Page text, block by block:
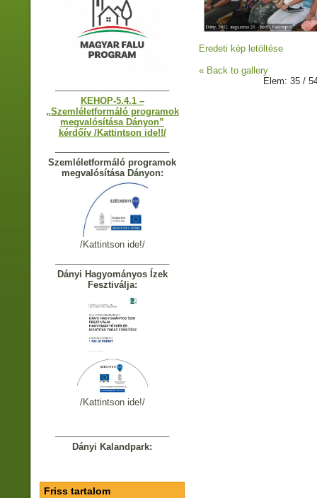
KEHOP-5.4.1 –
„Szemléletformáló programok
megvalósítása Dányon”
kérdőív /Kattintson ide!!/
Szemléletformáló programok
megvalósítása Dányon:
/Kattintson ide!/
Dányi Hagyományos Ízek
Fesztiválja:
/Kattintson ide!/
Dányi Kalandpark:
Friss tartalom
Eredeti kép letöltése
« Back to gallery
Elem: 35 /